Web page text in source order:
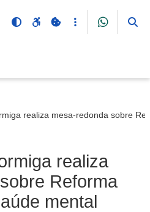
realiza mesa-redonda sobre
realiza
Reforma
mental